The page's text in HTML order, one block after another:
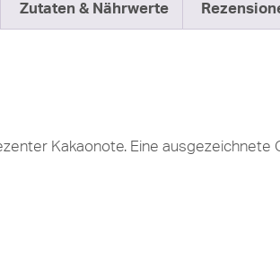
Zutaten & Nährwerte
Kakaonote. Eine ausgezeichnete